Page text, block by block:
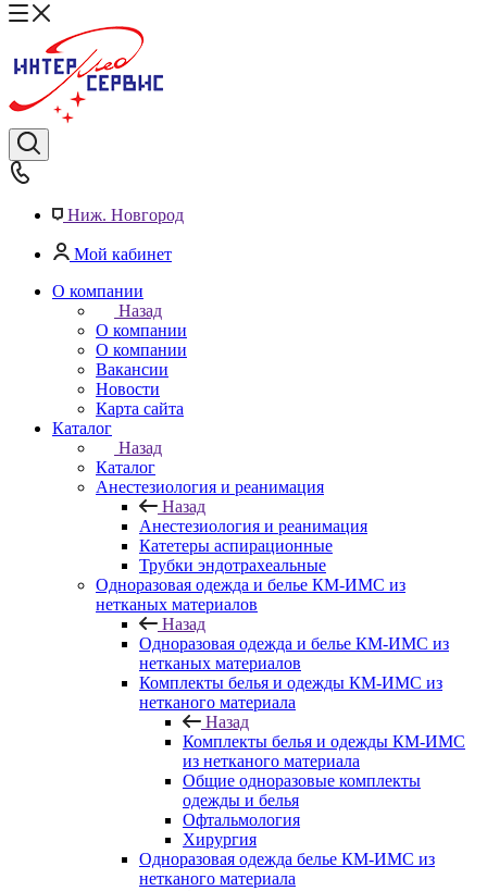
Ниж. Новгород
Мой кабинет
О компании
Назад
О компании
О компании
Вакансии
Новости
Карта сайта
Каталог
Назад
Каталог
Анестезиология и реанимация
Назад
Анестезиология и реанимация
Катетеры аспирационные
Трубки эндотрахеальные
Одноразовая одежда и белье КМ-ИМС из
нетканых материалов
Назад
Одноразовая одежда и белье КМ-ИМС из
нетканых материалов
Комплекты белья и одежды КМ-ИМС из
нетканого материала
Назад
Комплекты белья и одежды КМ-ИМС
из нетканого материала
Общие одноразовые комплекты
одежды и белья
Офтальмология
Хирургия
Одноразовая одежда белье КМ-ИМС из
нетканого материала